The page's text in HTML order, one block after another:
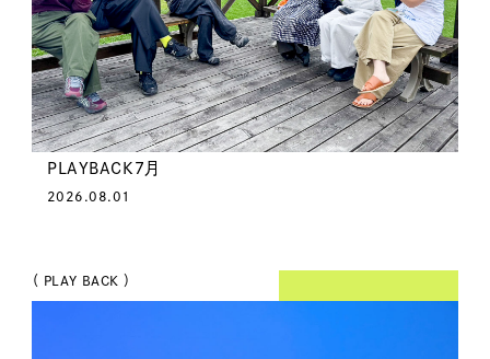
PLAYBACK7月
2026.08.01
（ PLAY BACK ）